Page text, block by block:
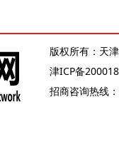
版权所有：天
津ICP备
招商咨询热线：